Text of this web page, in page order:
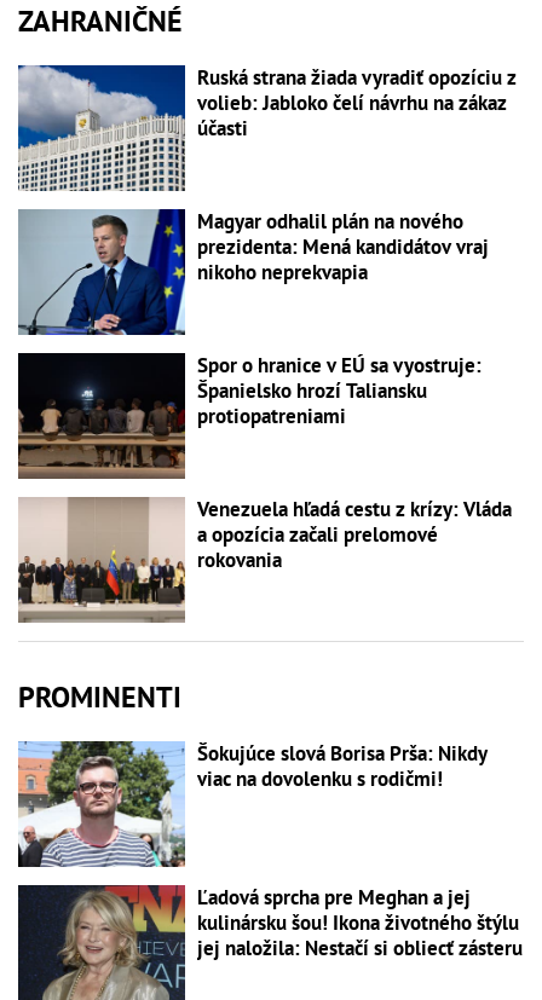
ZAHRANIČNÉ
Ruská strana žiada vyradiť opozíciu z
volieb: Jabloko čelí návrhu na zákaz
účasti
Magyar odhalil plán na nového
prezidenta: Mená kandidátov vraj
nikoho neprekvapia
Spor o hranice v EÚ sa vyostruje:
Španielsko hrozí Taliansku
protiopatreniami
Venezuela hľadá cestu z krízy: Vláda
a opozícia začali prelomové
rokovania
PROMINENTI
Šokujúce slová Borisa Prša: Nikdy
viac na dovolenku s rodičmi!
Ľadová sprcha pre Meghan a jej
kulinársku šou! Ikona životného štýlu
jej naložila: Nestačí si obliecť zásteru